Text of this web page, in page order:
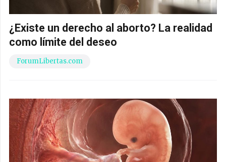
¿Existe un derecho al aborto? La realidad
como límite del deseo
ForumLibertas.com